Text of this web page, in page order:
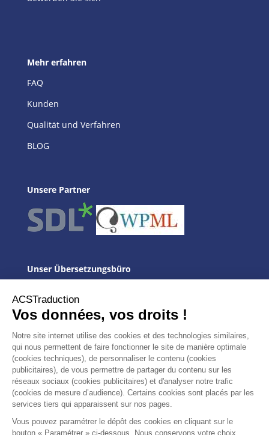
Mehr erfahren
FAQ
Kunden
Qualität und Verfahren
BLOG
Unsere Partner
Unser Übersetzungsbüro
Fachgebiete
WEB
Übersetzer
Unser Team
Sprachen